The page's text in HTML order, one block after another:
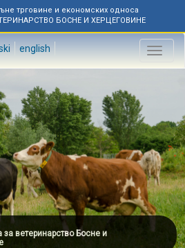
трговине и економских односа
БОСНЕ И ХЕРЦЕГОВИНЕ
english
Toggle
за ветеринарство Босне и